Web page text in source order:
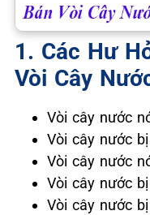
1. Các Hư
Vòi Cây
Vòi cây nước
Vòi cây nước
Vòi cây nước
Vòi cây nước
Vòi cây nước